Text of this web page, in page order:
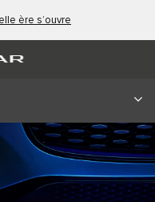
ère s’ouvre